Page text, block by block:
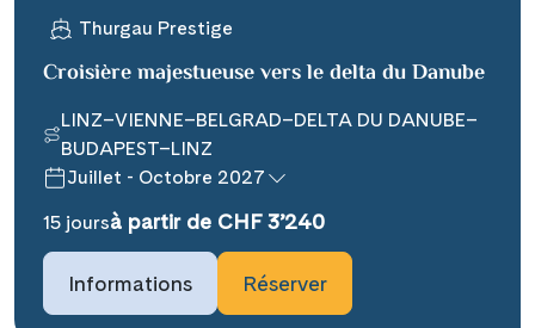
Teile diese Reise
### headline_default does not exist in
object type Ausflug ###
Thurgau Prestige
Croisière majestueuse vers le delta du Danube
LINZ–VIENNE–BELGRAD–DELTA DU DANUBE–
BUDAPEST–LINZ
Juillet - Octobre 2027
15 joursà partir de CHF 3’240
Informations Réserver